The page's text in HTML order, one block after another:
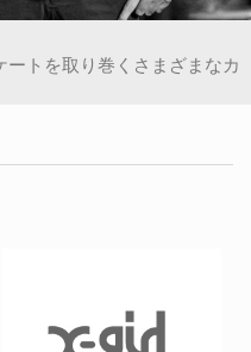
トを取り巻くさまざまなカ